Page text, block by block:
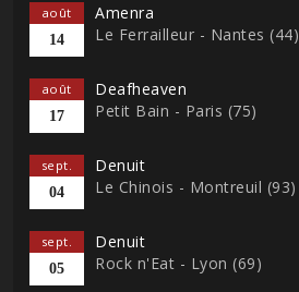
août
14
Amenra
Le Ferrailleur - Nantes (44)
août
17
Deafheaven
Petit Bain - Paris (75)
sept.
04
Denuit
Le Chinois - Montreuil (93)
sept.
05
Denuit
Rock n'Eat - Lyon (69)